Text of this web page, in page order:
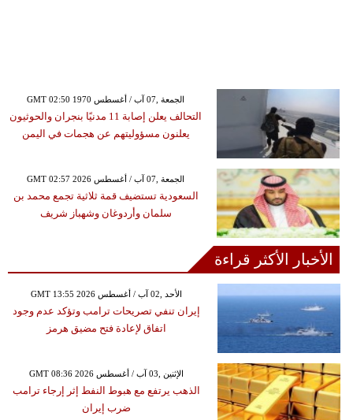
GMT 02:50 1970 الجمعة ,07 آب / أغسطس
التحالف يعلن إصابة 11 مدنيًا بنجران والحوثيون
يعلنون مسؤوليتهم عن هجمات في اليمن
GMT 02:57 2026 الجمعة ,07 آب / أغسطس
السعودية تستضيف قمة ثلاثية تجمع محمد بن
سلمان وأردوغان وشهباز شريف
الأخبار الأكثر قراءة
GMT 13:55 2026 الأحد ,02 آب / أغسطس
إيران تنفي تصريحات ترامب وتؤكد عدم وجود
اتفاق لإعادة فتح مضيق هرمز
GMT 08:36 2026 الإثنين ,03 آب / أغسطس
الذهب يرتفع مع هبوط النفط إثر إرجاء ترامب
ضرب إيران